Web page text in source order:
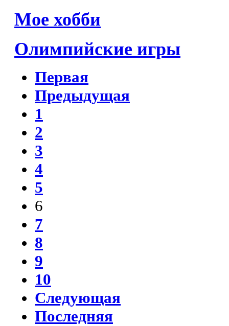
Мое хобби
Олимпийские игры
Первая
Предыдущая
1
2
3
4
5
6
7
8
9
10
Следующая
Последняя